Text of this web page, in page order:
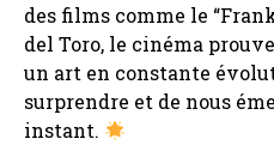
des films comme le
del Toro, le cinéma
un art en constante
surprendre et de nous
instant.